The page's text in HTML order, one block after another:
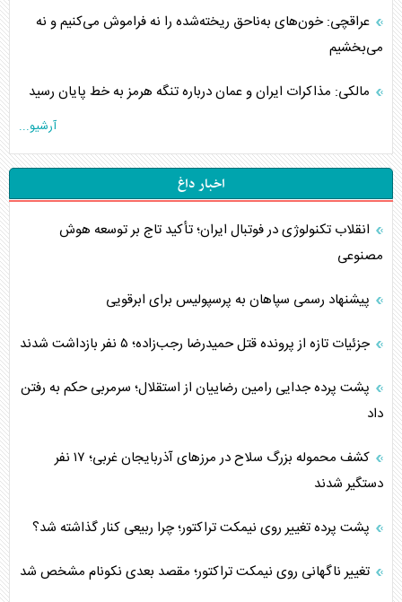
عراقچی: خون‌های به‌ناحق ریخته‌شده را نه فراموش می‌کنیم و نه
می‌بخشیم
مالکی: مذاکرات ایران و عمان درباره تنگه هرمز به خط پایان رسید
آرشیو...
اخبار داغ
انقلاب تکنولوژی در فوتبال ایران؛ تأکید تاج بر توسعه هوش
مصنوعی
پیشنهاد رسمی سپاهان به پرسپولیس برای ابرقویی
جزئیات تازه از پرونده قتل حمیدرضا رجب‌زاده؛ ۵ نفر بازداشت شدند
پشت پرده جدایی رامین رضاییان از استقلال؛ سرمربی حکم به رفتن
داد
کشف محموله بزرگ سلاح در مرزهای آذربایجان غربی؛ ۱۷ نفر
دستگیر شدند
پشت پرده تغییر روی نیمکت تراکتور؛ چرا ربیعی کنار گذاشته شد؟
تغییر ناگهانی روی نیمکت تراکتور؛ مقصد بعدی نکونام مشخص شد